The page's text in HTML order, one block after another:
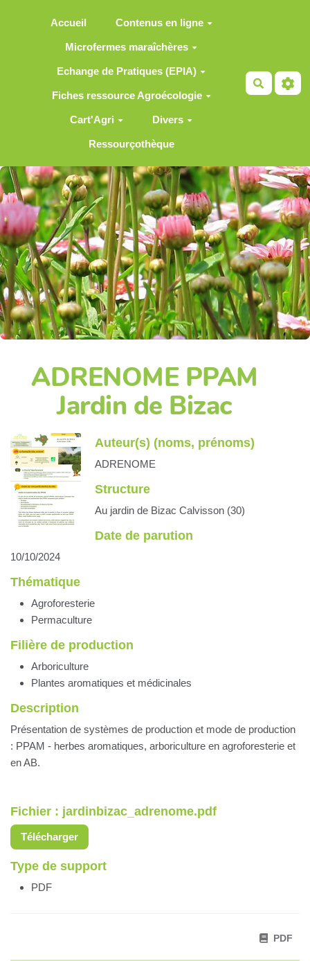
Accueil Contenus en ligne
Microfermes maraîchères
Echange de Pratiques (EPIA)
Fiches ressource Agroécologie
Cart'Agri Divers
Ressourçothèque
ADRENOME PPAM
Jardin de Bizac
Auteur(s) (noms, prénoms)
ADRENOME
Structure
Au jardin de Bizac Calvisson (30)
Date de parution
10/10/2024
Thématique
Agroforesterie
Permaculture
Filière de production
Arboriculture
Plantes aromatiques et médicinales
Description
Présentation de systèmes de production et mode de production
: PPAM - herbes aromatiques, arboriculture en agroforesterie et
en AB.
Fichier : jardinbizac_adrenome.pdf
Télécharger
Type de support
PDF
PDF